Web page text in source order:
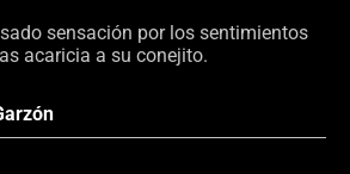
sensación por los sentimientos
acaricia a su conejito.